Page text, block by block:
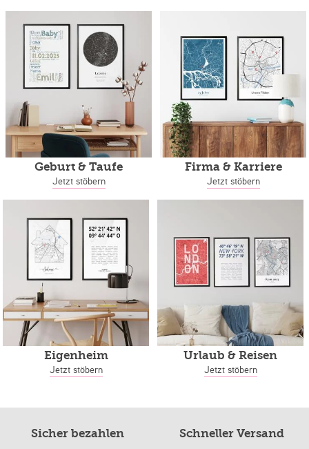
Geburt & Taufe
Jetzt stöbern
Firma & Karriere
Jetzt stöbern
Eigenheim
Jetzt stöbern
Urlaub & Reisen
Jetzt stöbern
Sicher bezahlen Schneller Versand